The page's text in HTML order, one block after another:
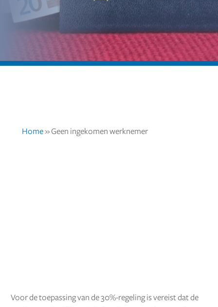
Home» Geen ingekomen werknemer
Voor de toepassing van de 30%-regeling is vereist dat de